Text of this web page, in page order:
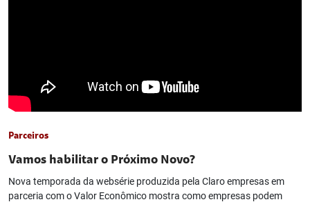
Parceiros
Vamos habilitar o Próximo Novo?
Nova temporada da websérie produzida pela Claro empresas em
parceria com o Valor Econômico mostra como empresas podem